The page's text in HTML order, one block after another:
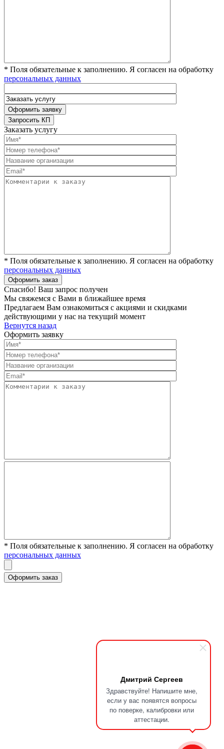
Дмитрий Сергеев
Здравствуйте! Напишите мне,
если у вас появятся вопросы
по поверке, калибровки или
аттестации.
* Поля обязательные к заполнению. Я согласен на обработку
персональных данных
Заказать услугу
* Поля обязательные к заполнению. Я согласен на обработку
персональных данных
Спасибо! Ваш запрос получен
Мы свяжемся с Вами в ближайшее время
Предлагаем Вам ознакомиться с акциями и скидками
действующими у нас на текущий момент
Вернутся назад
Оформить заявку
* Поля обязательные к заполнению. Я согласен на обработку
персональных данных